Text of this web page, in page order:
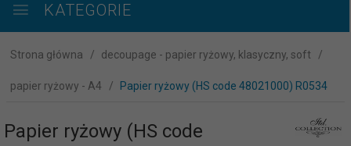
KATEGORIE
Strona główna decoupage - papier ryżowy, klasyczny, soft
papier ryżowy - A4 Papier ryżowy (HS code 48021000) R0534
Papier ryżowy (HS code